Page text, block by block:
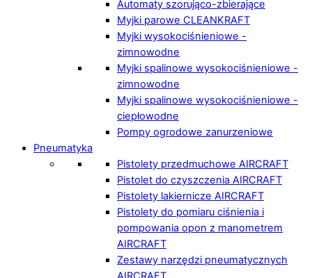
Automaty szorująco-zbierające
Myjki parowe CLEANKRAFT
Myjki wysokociśnieniowe -
zimnowodne
Myjki spalinowe wysokociśnieniowe -
zimnowodne
Myjki spalinowe wysokociśnieniowe -
ciepłowodne
Pompy ogrodowe zanurzeniowe
Pneumatyka
Pistolety przedmuchowe AIRCRAFT
Pistolet do czyszczenia AIRCRAFT
Pistolety lakiernicze AIRCRAFT
Pistolety do pomiaru ciśnienia i
pompowania opon z manometrem
AIRCRAFT
Zestawy narzędzi pneumatycznych